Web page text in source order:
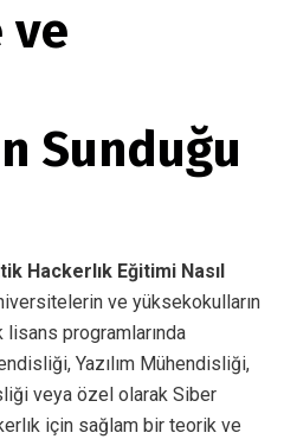
ve
Sunduğu
Hackerlık Eğitimi Nasıl
ve yüksekokulların
programlarında
Yazılım Mühendisliği,
veya özel olarak Siber
için sağlam bir teorik ve